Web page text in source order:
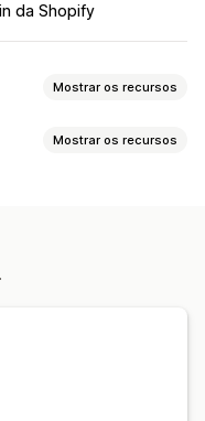
da Shopify
Mostrar os recursos
global
Mostrar os recursos